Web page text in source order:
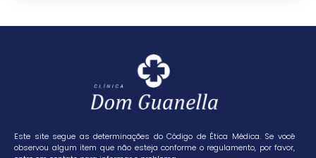
Este site segue as determinações do Código de Ética Médica. Se você
observou algum item que não esteja conforme o regulamento, por favor,